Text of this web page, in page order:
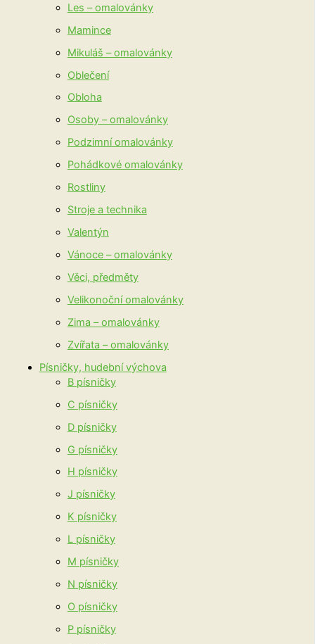
Les – omalovánky
Mamince
Mikuláš – omalovánky
Oblečení
Obloha
Osoby – omalovánky
Podzimní omalovánky
Pohádkové omalovánky
Rostliny
Stroje a technika
Valentýn
Vánoce – omalovánky
Věci, předměty
Velikonoční omalovánky
Zima – omalovánky
Zvířata – omalovánky
Písničky, hudební výchova
B písničky
C písničky
D písničky
G písničky
H písničky
J písničky
K písničky
L písničky
M písničky
N písničky
O písničky
P písničky